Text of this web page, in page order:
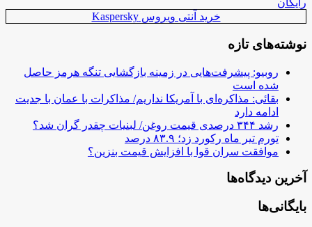
رایگان
خرید آنتی ویروس Kaspersky
نوشته‌های تازه
روبیو: پیشرفت‌هایی در زمینه بازگشایی تنگه هرمز حاصل
شده است
بقائی: مذاکره‌ای با آمریکا نداریم/ مذاکرات با عمان با جدیت
ادامه دارد
رشد ۳۴۴ درصدی قیمت روغن/ لبنیات چقدر گران شد؟
تورم تیر ماه رکورد زد؛ ۸۳.۹ درصد
موافقت سران قوا با افزایش قیمت بنزین؟
آخرین دیدگاه‌ها
بایگانی‌ها